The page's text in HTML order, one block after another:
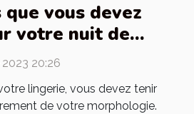
vous devez
votre nuit de
20:26
lingerie, vous devez tenir
de votre morphologie.